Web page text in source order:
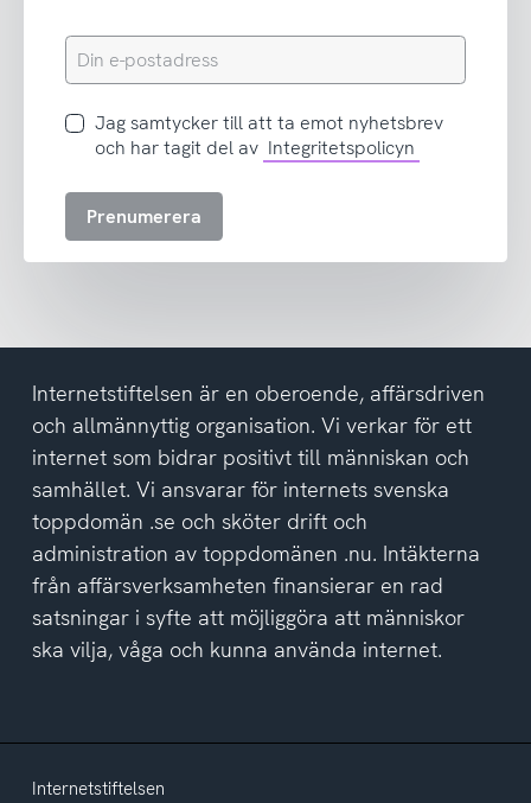
Din
e-
Jag
samtycker
att
del
av
integritetspolicyn
Jag samtycker till att ta emot nyhetsbrev
och har tagit del av Integritetspolicyn
Prenumerera
Internetstiftelsen är en oberoende, affärsdriven
och allmännyttig organisation. Vi verkar för ett
internet som bidrar positivt till människan och
samhället. Vi ansvarar för internets svenska
toppdomän .se och sköter drift och
administration av toppdomänen .nu. Intäkterna
från affärsverksamheten finansierar en rad
satsningar i syfte att möjliggöra att människor
ska vilja, våga och kunna använda internet.
Internetstiftelsen